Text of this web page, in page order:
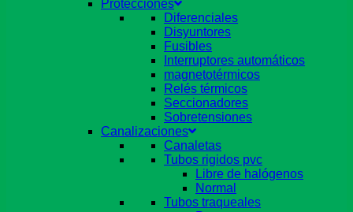
Protecciones
Diferenciales
Disyuntores
Fusibles
Interruptores automáticos
magnetotérmicos
Relés térmicos
Seccionadores
Sobretensiones
Canalizaciones
Canaletas
Tubos rigidos pvc
Libre de halógenos
Normal
Tubos traqueales